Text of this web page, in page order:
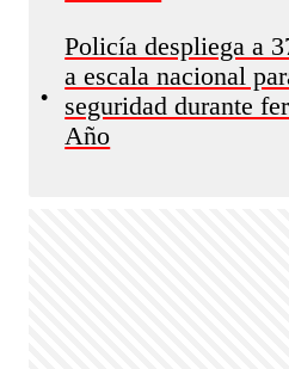
•
Policía despliega a
a escala nacional
seguridad durante
Año